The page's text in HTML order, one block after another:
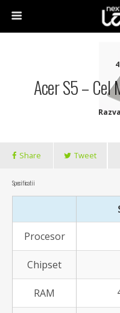
Acer S5 – Cel
Share Tweet
Specificatii
Procesor
Chipset
RAM